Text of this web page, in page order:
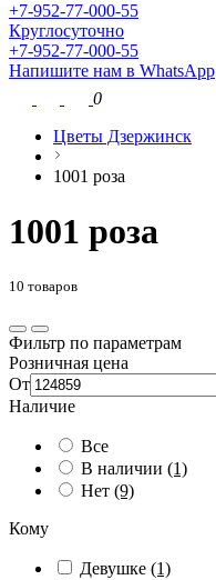
+7-952-77-000-55
Круглосуточно
+7-952-77-000-55
Напишите нам в WhatsApp
0
Цветы Дзержинск
1001 роза
1001 роза
10 товаров
Фильтр по параметрам
Розничная цена
От
Наличие
Все
В наличии (1)
Нет (9)
Кому
Девушке (1)